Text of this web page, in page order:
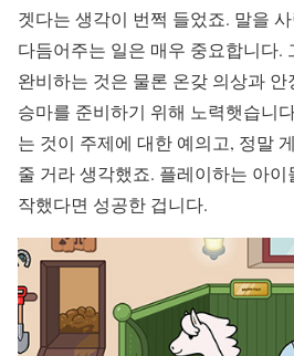
겟다는 생각이 번쩍 들었죠. 말을
다듬어주는 일은 매우 중요합니다.
완비하는 것은 물론 온갖 의상과
승마를 준비하기 위해 노력햇습니
는 것이 주제에 대한 예의고, 정말
줄 거라 생각했죠. 플레이하는 아
작했다면 성공한 겁니다.